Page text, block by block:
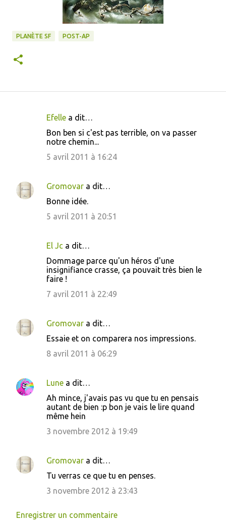
PLANÈTE SF POST-AP
e
n
Efelle a dit…
Bon ben si c'est pas terrible, on va passer
notre chemin...
5 avril 2011 à 16:24
Gromovar a dit…
Bonne idée.
5 avril 2011 à 20:51
El Jc a dit…
Dommage parce qu'un héros d'une
insignifiance crasse, ça pouvait très bien le
faire !
7 avril 2011 à 22:49
Gromovar a dit…
Essaie et on comparera nos impressions.
8 avril 2011 à 06:29
Lune a dit…
Ah mince, j'avais pas vu que tu en pensais
autant de bien :p bon je vais le lire quand
même hein
3 novembre 2012 à 19:49
Gromovar a dit…
Tu verras ce que tu en penses.
3 novembre 2012 à 23:43
Enregistrer un commentaire